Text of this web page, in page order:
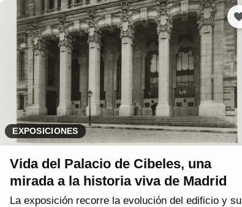
EXPOSICIONES
Vida del Palacio de Cibeles, una
mirada a la historia viva de Madrid
La exposición recorre la evolución del edificio y su